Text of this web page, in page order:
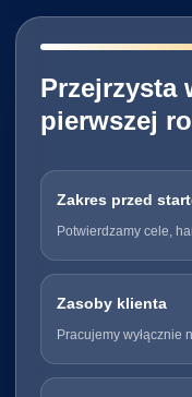
━━━━━━━━━━━━━━━━━━━━━━━━━━━━
Przejrzysta
pierwszej
Zakres przed
Potwierdzamy cele,
Zasoby klienta
Pracujemy